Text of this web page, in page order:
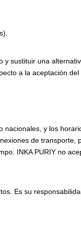
sustituir una
a la aceptación del
y los
de
INKA PURIY no
Es su